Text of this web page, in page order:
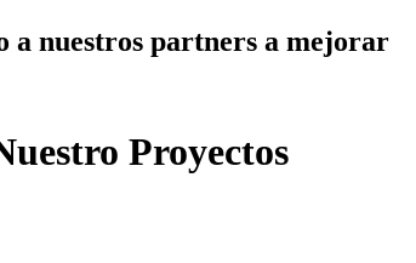
a nuestros partners a mejorar
Proyectos